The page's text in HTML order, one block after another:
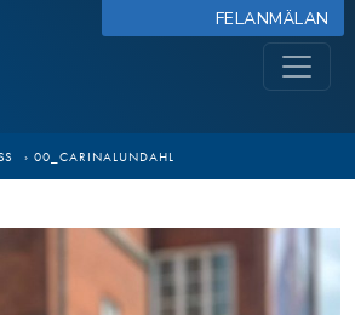
FELANMÄLAN
› 00_CARINALUNDAHL